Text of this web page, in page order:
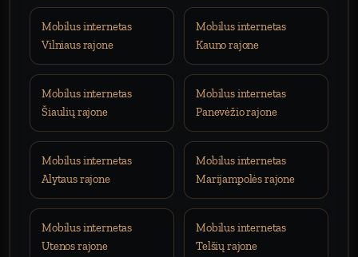
Mobilus internetas
Vilniaus rajone
Mobilus internetas
Kauno rajone
Mobilus internetas
Šiaulių rajone
Mobilus internetas
Panevėžio rajone
Mobilus internetas
Alytaus rajone
Mobilus internetas
Marijampolės rajone
Mobilus internetas
Utenos rajone
Mobilus internetas
Telšių rajone